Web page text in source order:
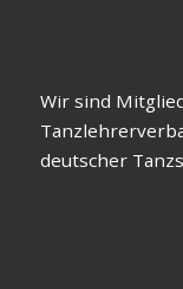
Wir sind
deutscher